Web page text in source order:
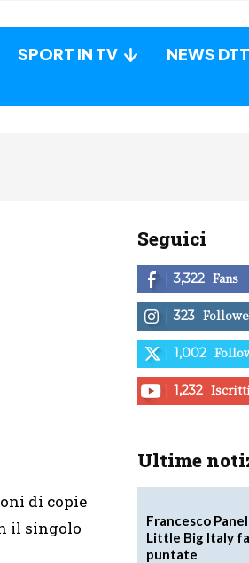
SPORT IN TV NEWS DTT
di copie
il singolo
Seguici
3,322 Fans
323
1,002
1,232 Iscritti
Ultime
Francesco
Little Big Italy
puntate